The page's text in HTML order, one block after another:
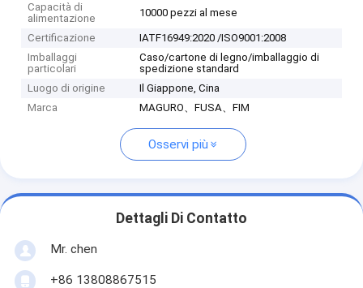
Capacità di
alimentazione
10000 pezzi al mese
Certificazione
IATF16949:2020 /ISO9001:2008
Imballaggi
particolari
Caso/cartone di legno/imballaggio di
spedizione standard
Luogo di origine
Il Giappone, Cina
Marca
MAGURO、FUSA、FIM
Osservi più
Dettagli Di Contatto
Mr. chen
+86 13808867515